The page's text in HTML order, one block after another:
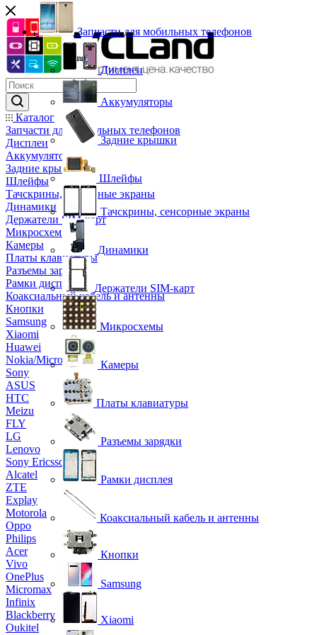
Каталог
Запчасти для мобильных телефонов
Дисплеи
Аккумуляторы
Задние крышки
Шлейфы
Тачскрины, сенсорные экраны
Динамики
Держатели SIM-карт
Микросхемы
Камеры
Платы клавиатуры
Разъемы зарядки
Рамки дисплея
Коаксиальный кабель и антенны
Кнопки
Samsung
Xiaomi
Huawei
Nokia/Microsoft
Sony
ASUS
HTC
Meizu
FLY
LG
Lenovo
Sony Ericsson
Alcatel
ZTE
Explay
Motorola
Oppo
Philips
Acer
Vivo
OnePlus
Micromax
Infinix
Blackberry
Oukitel
Запчасти для мобильных телефонов
Дисплеи
Аккумуляторы
Задние крышки
Шлейфы
Тачскрины, сенсорные экраны
Динамики
Держатели SIM-карт
Микросхемы
Камеры
Платы клавиатуры
Разъемы зарядки
Рамки дисплея
Коаксиальный кабель и антенны
Кнопки
Samsung
Xiaomi